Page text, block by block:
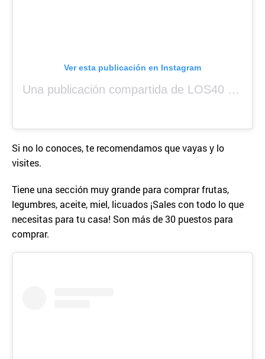
Ver esta publicación en Instagram
Una publicación compartida de LOS40 Panamá 🇵🇦 🎙️🎶 (@los40panama)
Si no lo conoces, te recomendamos que vayas y lo
visites.
Tiene una sección muy grande para comprar frutas,
legumbres, aceite, miel, licuados ¡Sales con todo lo que
necesitas para tu casa! Son más de 30 puestos para
comprar.